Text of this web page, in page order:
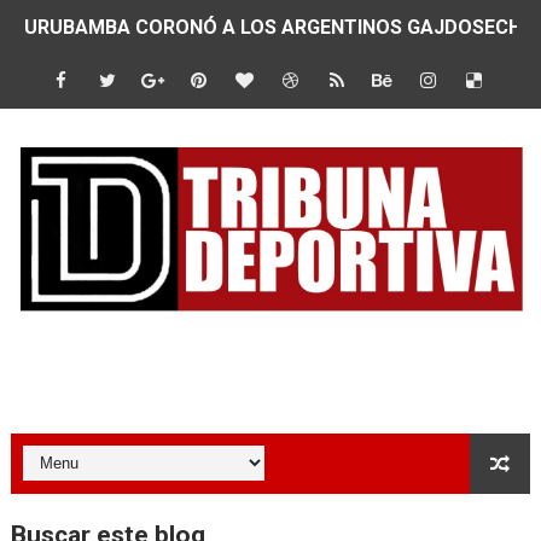
URUBAMBA CORONÓ A LOS ARGENTINOS GAJDOSECH
SANTÍSIMO DOWNHILL 2026: CICLISTAS DE TODO EL
ÁNGELO CARO SE CONSAGRA SUBCAMPEÓN MUNDIAL
DOBLE ORO PERUANO EN CHILE: QUISPE Y ZEGARRA
MÁS DE 1100 CORREDORES HICIERON HISTORIA EN EL
Harry Kane, Kudus y Lavia pisan fuerte con los nuevo
Buscar este blog